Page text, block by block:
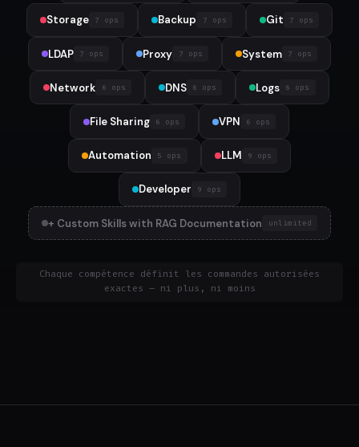
Storage 7 ops Backup 7 ops Git 7 ops
LDAP 7 ops Proxy 7 ops System 7 ops
Network 6 ops DNS 6 ops Logs 6 ops
File Sharing 6 ops VPN 6 ops
Automation 5 ops LLM 9 ops
Developer 9 ops
+ Custom Skills with RAG Documentation unlimited
Chaque compétence définit les commandes autorisées
exactes — ni plus, ni moins